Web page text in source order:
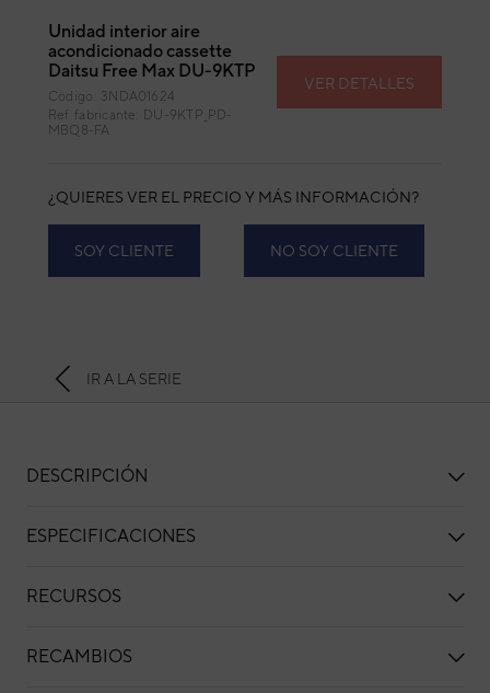
Unidad interior aire
acondicionado cassette
Daitsu Free Max DU-9KTP
Código: 3NDA01624
Ref. fabricante: DU-9KTP_PD-
MBQ8-FA
VER DETALLES
¿QUIERES VER EL PRECIO Y MÁS INFORMACIÓN?
SOY CLIENTE NO SOY CLIENTE
IR A LA SERIE
DESCRIPCIÓN
ESPECIFICACIONES
RECURSOS
RECAMBIOS